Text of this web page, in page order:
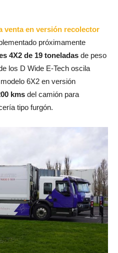
venta en versión recolector
próximamente
4X2 de 19 toneladas de peso
los D Wide E-Tech oscila
6X2 en versión
kms del camión para
tipo furgón.